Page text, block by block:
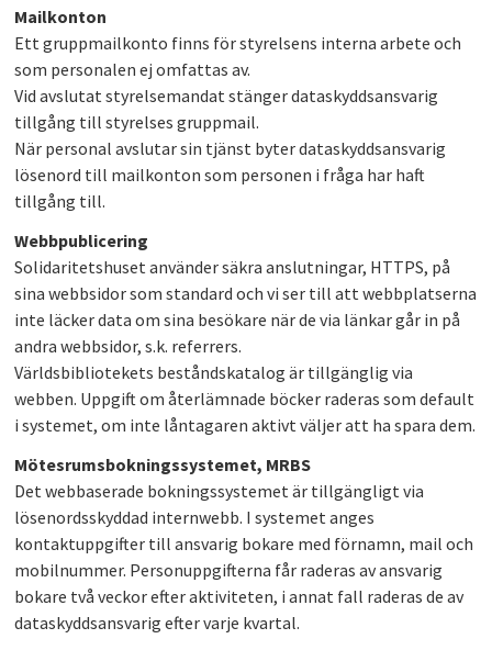
Mailkonton
Ett gruppmailkonto finns för styrelsens interna arbete och
som personalen ej omfattas av.
Vid avslutat styrelsemandat stänger dataskyddsansvarig
tillgång till styrelses gruppmail.
När personal avslutar sin tjänst byter dataskyddsansvarig
lösenord till mailkonton som personen i fråga har haft
tillgång till.
Webbpublicering
Solidaritetshuset använder säkra anslutningar, HTTPS, på
sina webbsidor som standard och vi ser till att webbplatserna
inte läcker data om sina besökare när de via länkar går in på
andra webbsidor, s.k. referrers.
Världsbibliotekets beståndskatalog är tillgänglig via
webben. Uppgift om återlämnade böcker raderas som default
i systemet, om inte låntagaren aktivt väljer att ha spara dem.
Mötesrumsbokningssystemet, MRBS
Det webbaserade bokningssystemet är tillgängligt via
lösenordsskyddad internwebb. I systemet anges
kontaktuppgifter till ansvarig bokare med förnamn, mail och
mobilnummer. Personuppgifterna får raderas av ansvarig
bokare två veckor efter aktiviteten, i annat fall raderas de av
dataskyddsansvarig efter varje kvartal.